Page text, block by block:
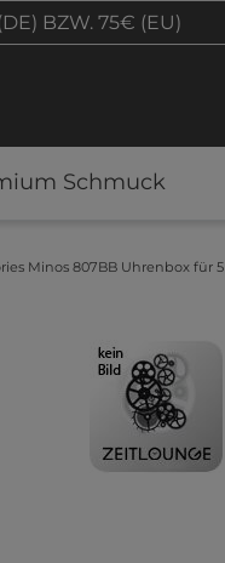
BZW. 75€ (EU)
Schmuck
Minos 807BB Uhrenbox für